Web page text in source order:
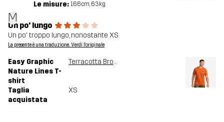
M
Le misure: 166cm, 63kg
Un po' lungo
Un po' troppo lungo, nonostante XS
La presente è una traduzione. Verdi l'originale
Easy Graphic
Nature Lines T-
shirt
Terracotta Brown
Taglia
acquistata
XS